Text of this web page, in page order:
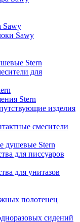
Sawy
Sawy
Stern
для
Stern
изделия
смесители
душевые Stern
для писсуаров
для унитазов
полотенец
сидений